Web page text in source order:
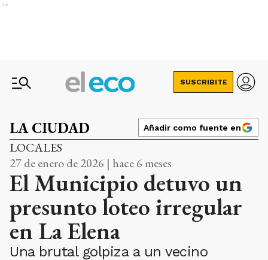
Ads
SUSCRIBITE
LA CIUDAD Añadir como fuente en
LOCALES
27 de enero de 2026 | hace 6 meses
El Municipio detuvo un
presunto loteo irregular
en La Elena
Una brutal golpiza a un vecino